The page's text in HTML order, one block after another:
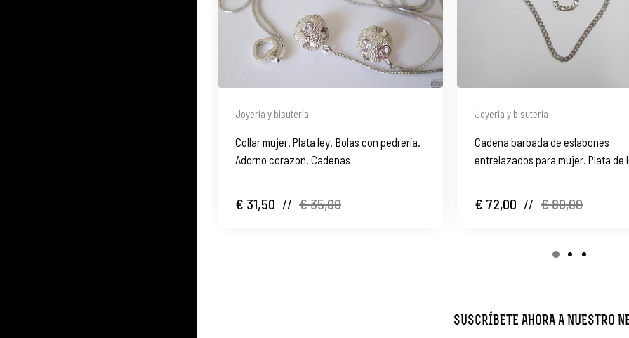
Joyería y bisutería
Collar mujer. Plata ley. Bolas con pedrería.
Adorno corazón. Cadenas
€ 31,50 // € 35,00
Joyería y bisutería
Cadena barbada de eslabones
entrelazados para mujer. Plata de
€ 72,00 // € 80,00
SUSCRÍBETE AHORA A NUESTRO